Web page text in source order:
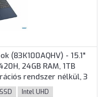
(83K100AQHV) - 15.1"
24GB RAM, 1TB
rendszer nélkül, 3
SSD Intel UHD